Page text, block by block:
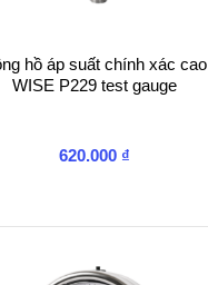
hồ áp suất chính xác cao
WISE P229 test gauge
620.000 ₫